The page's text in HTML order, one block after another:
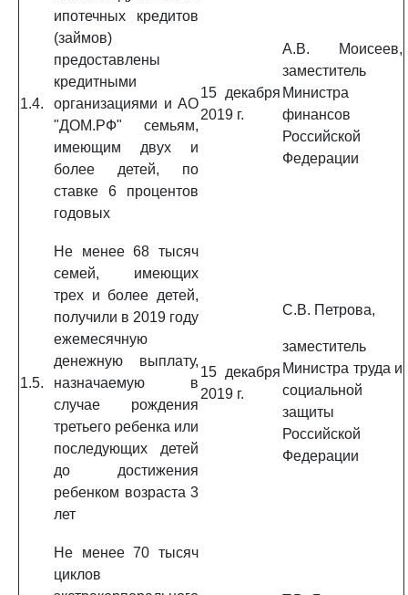
1.4.
ипотечных кредитов
(займов)
предоставлены
кредитными
организациями и АО
"ДОМ.РФ" семьям,
имеющим двух и
более детей, по
ставке 6 процентов
годовых
15 декабря
2019 г.
А.В. Моисеев,
заместитель
Министра
финансов
Российской
Федерации
1.5.
Не менее 68 тысяч
семей, имеющих
трех и более детей,
получили в 2019 году
ежемесячную
денежную выплату,
назначаемую в
случае рождения
третьего ребенка или
последующих детей
до достижения
ребенком возраста 3
лет
15 декабря
2019 г.
С.В. Петрова,
заместитель
Министра труда и
социальной
защиты
Российской
Федерации
Не менее 70 тысяч
циклов